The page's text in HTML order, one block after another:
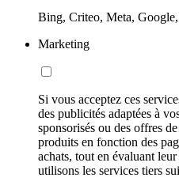
Bing, Criteo, Meta,
Marketing
Si vous acceptez ces
des publicités adaptées à
sponsorisés ou des offres
produits en fonction des
achats, tout en évaluant
utilisons les services tiers